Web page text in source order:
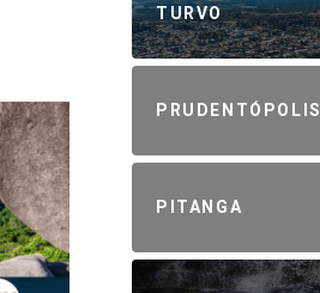
TURVO
PRUDENTÓPOLIS
PITANGA